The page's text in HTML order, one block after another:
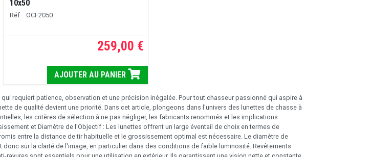
10x50
Réf. : OCF2050
259,00 €
AJOUTER AU PANIER
requiert patience, observation et une précision inégalée. Pour tout chasseur passionné qui aspire à
de qualité devient une priorité. Dans cet article, plongeons dans l'univers des lunettes de chasse à
les critères de sélection à ne pas négliger, les fabricants renommés et les implications
et Diamètre de l'Objectif : Les lunettes offrent un large éventail de choix en termes de
entre la distance de tir habituelle et le grossissement optimal est nécessaire. Le diamètre de
sur la clarté de l'image, en particulier dans des conditions de faible luminosité. Revêtements